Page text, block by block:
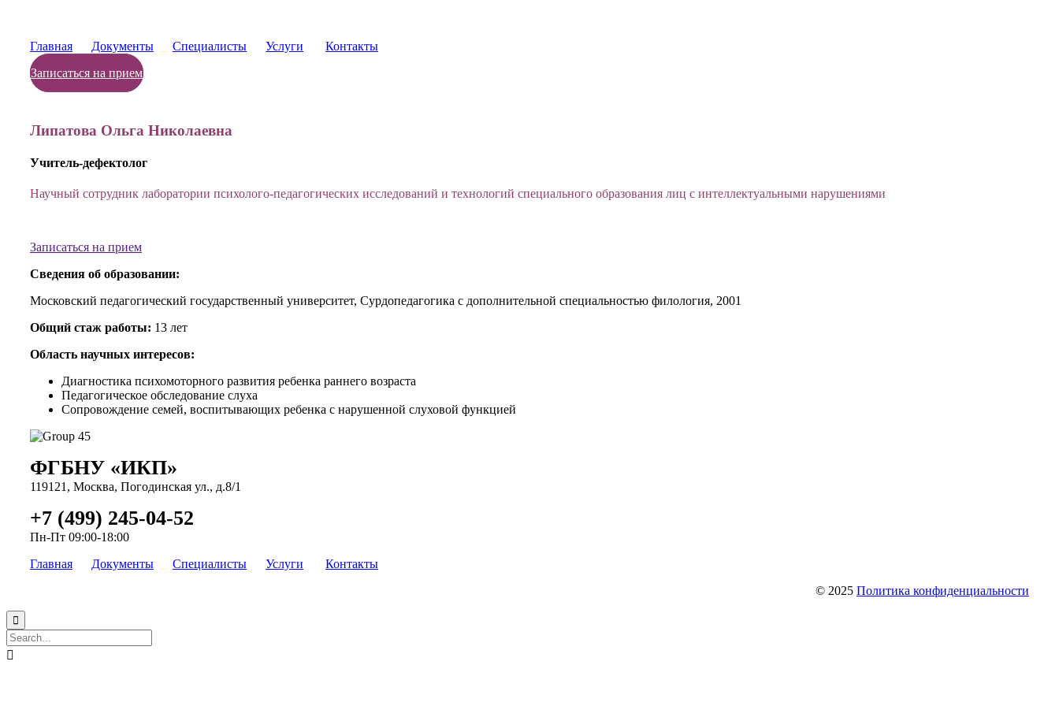
Главная Документы Специалисты Услуги
Контакты
Записаться на прием
Липатова Ольга Николаевна
Учитель-дефектолог
Научный сотрудник лаборатории психолого-педагогических исследований и технологий специального образования лиц с интеллектуальными нарушениями
Записаться на прием
Сведения об образовании:
Московский педагогический государственный университет, Сурдопедагогика с дополнительной специальностью филология, 2001
Общий стаж работы: 13 лет
Область научных интересов:
Диагностика психомоторного развития ребенка раннего возраста
Педагогическое обследование слуха
Сопровождение семей, воспитывающих ребенка с нарушенной слуховой функцией
ФГБНУ «ИКП»
119121, Москва, Погодинская ул., д.8/1
+7 (499) 245-04-52
Пн-Пт 09:00-18:00
Главная
Документы Специалисты Услуги
Контакты
© 2025 Политика конфиденциальности

